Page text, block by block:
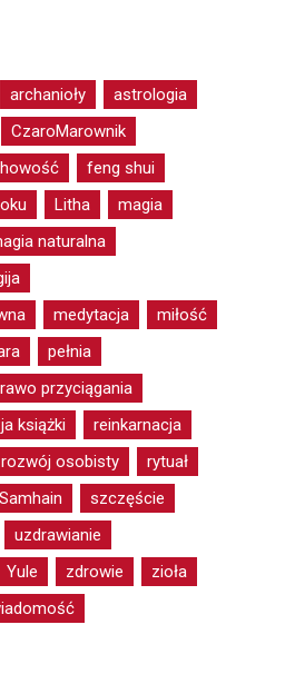
archanioły
astrologia
CzaroMarownik
feng shui
Litha
magia
naturalna
medytacja
miłość
pełnia
przyciągania
książki
reinkarnacja
rozwój osobisty
rytuał
Samhain
szczęście
uzdrawianie
Yule zdrowie
zioła